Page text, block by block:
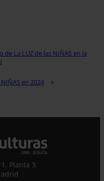
de La LUZ de las NIÑAS en la
en 2024
Planta 3.